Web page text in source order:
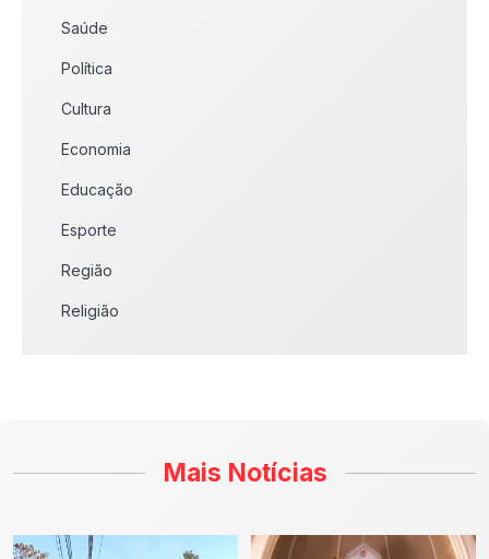
Saúde
Política
Cultura
Economia
Educação
Esporte
Região
Religião
Mais Notícias